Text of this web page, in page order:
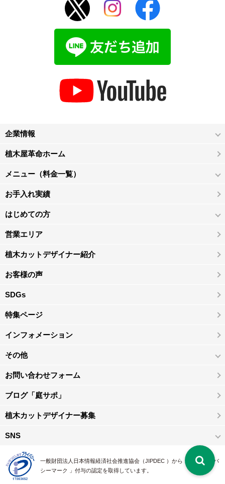
企業情報
植木屋革命ホーム
メニュー（料金一覧）
お手入れ実績
はじめての方
営業エリア
植木カットデザイナー紹介
お客様の声
SDGs
特集ページ
インフォメーション
その他
お問い合わせフォーム
ブログ「庭サポ」
植木カットデザイナー募集
SNS
一般財団法人日本情報経済社会推進協会（JIPDEC ）から 、「 プライバ
シーマーク 」付与の認定を取得しています。